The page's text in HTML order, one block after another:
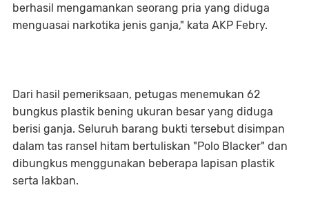
berhasil mengamankan seorang pria yang diduga
menguasai narkotika jenis ganja," kata AKP Febry.
‎Dari hasil pemeriksaan, petugas menemukan 62
bungkus plastik bening ukuran besar yang diduga
berisi ganja. Seluruh barang bukti tersebut disimpan
dalam tas ransel hitam bertuliskan "Polo Blacker" dan
dibungkus menggunakan beberapa lapisan plastik
serta lakban.